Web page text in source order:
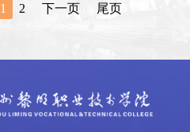
1 2 下一页 尾页